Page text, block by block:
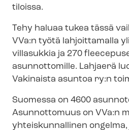
tiloissa.
Tehy haluaa tukea tässä
VVa:n työtä lahjoittamalla
villasukkia ja 270
asunnottomille. Lahjaerä
Vakinaista asuntoa ry:n
Suomessa on 4600
Asunnottomuus on VVa:n
yhteiskunnallinen